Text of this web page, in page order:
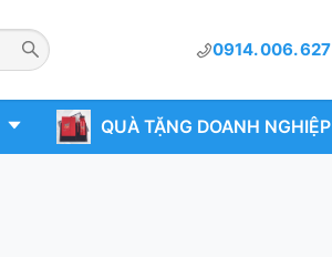
0914. 006. 627
QUÀ TẶNG DOANH NGHIỆP